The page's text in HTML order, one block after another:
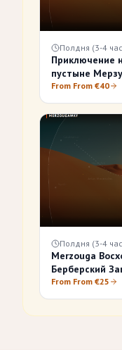
Полдня (3-4
Приключение
пустыне
From From €40
Полдня (3-4
Merzouga
Берберский
From From €25